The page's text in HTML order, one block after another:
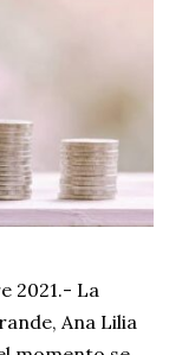
2
2
2021.- La
Ana Lilia